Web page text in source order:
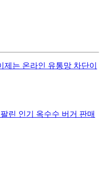
는 온라인 유통망 차단이
린 인기 옥수수 버거 판매